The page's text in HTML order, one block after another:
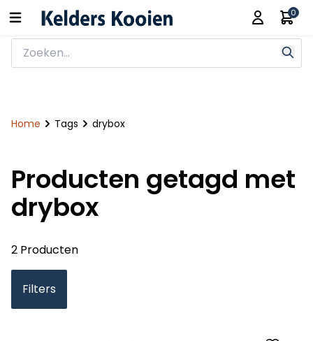
0
Home Tags drybox
Producten getagd met
drybox
2 Producten
Filters